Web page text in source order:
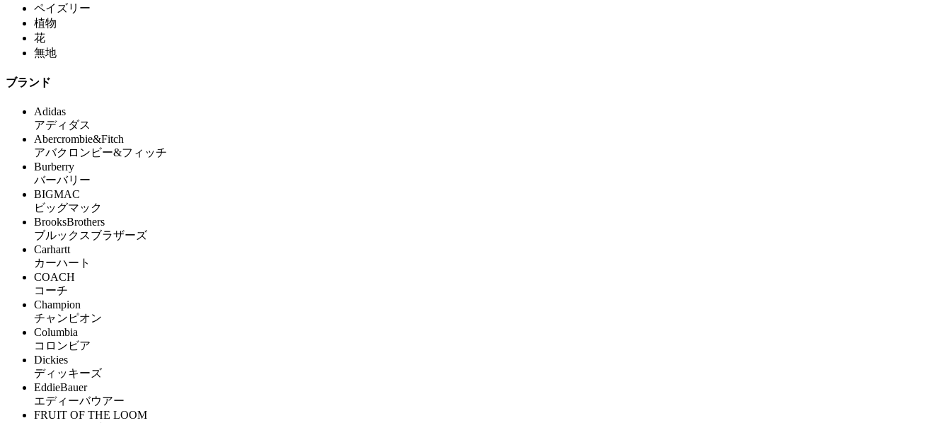
ペイズリー
植物
花
無地
ブランド
Adidas
アディダス
Abercrombie&Fitch
アバクロンビー&フィッチ
Burberry
バーバリー
BIGMAC
ビッグマック
BrooksBrothers
ブルックスブラザーズ
Carhartt
カーハート
COACH
コーチ
Champion
チャンピオン
Columbia
コロンビア
Dickies
ディッキーズ
EddieBauer
エディーバウアー
FRUIT OF THE LOOM